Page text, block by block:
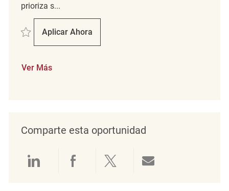
prioriza s...
Salvar Verkäufer (m/w/d) REQ142223
Aplicar Ahora
Verkäufer (m/w/d)
Ver Más
Comparte esta oportunidad
Compartir a través de LinkedIn
Compartir a través de
Compartir a través